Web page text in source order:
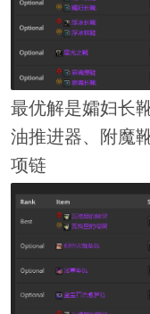
最优解是孀妇长
油推进器、附魔
项链